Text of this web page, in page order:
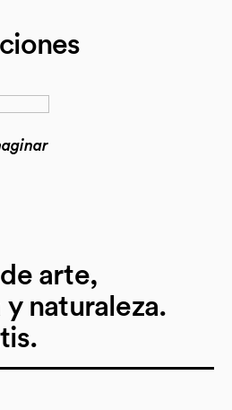
arte,
naturaleza.